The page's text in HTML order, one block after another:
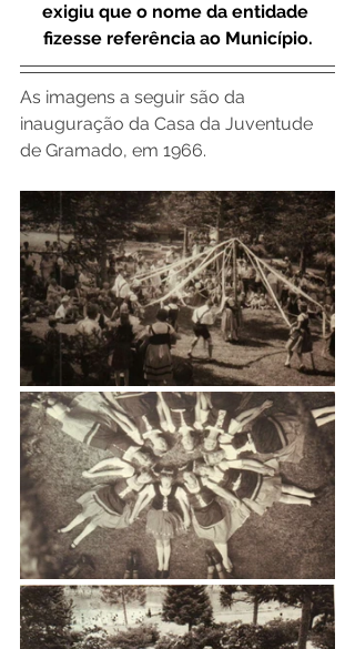
exigiu que o nome da entidade
fizesse referência ao Município.
As imagens a seguir são da
inauguração da Casa da Juventude
de Gramado, em 1966.